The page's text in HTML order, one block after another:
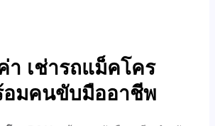
า เช่ารถแม็คโคร
อมคนขับมืออาชีพ